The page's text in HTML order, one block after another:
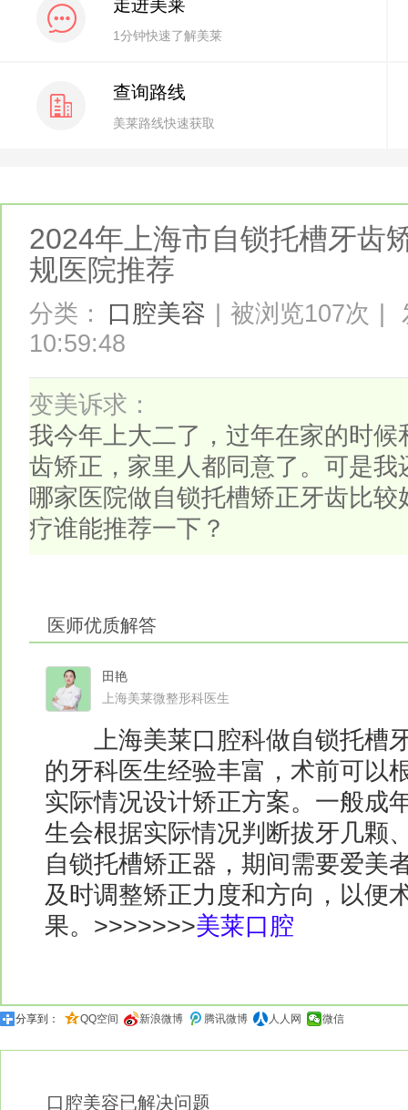
走进美莱
1分钟快速了解美莱
查询路线
美莱路线快速获取
2024年上海市自锁托槽牙齿
规医院推荐
分类： 口腔美容 被浏览107次
10:59:48
变美诉求：
我今年上大二了，过年在家的时
齿矫正，家里人都同意了。可是
哪家医院做自锁托槽矫正牙齿比
疗谁能推荐一下？
医师优质解答
田艳
上海美莱微整形科医生
上海美莱口腔科做自锁托槽
的牙科医生经验丰富，术前可以
实际情况设计矫正方案。一般成
生会根据实际情况判断拔牙几颗
自锁托槽矫正器，期间需要爱美
及时调整矫正力度和方向，以便
果。>>>>>>>美莱口腔
分享到： QQ空间 新浪微博 腾讯微博 人人网 微信
口腔美容已解决问题